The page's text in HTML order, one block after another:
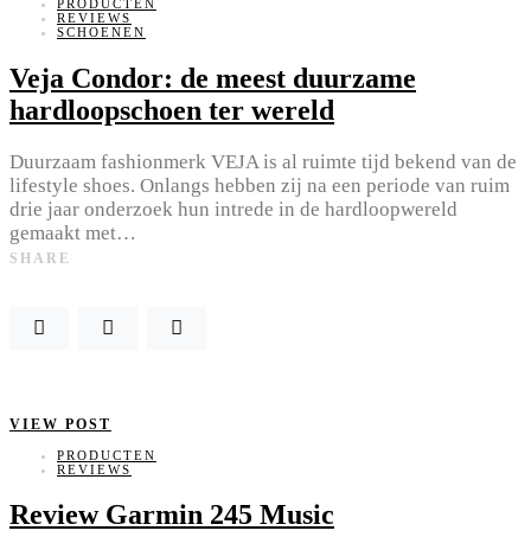
PRODUCTEN
REVIEWS
SCHOENEN
Veja Condor: de meest duurzame
hardloopschoen ter wereld
Duurzaam fashionmerk VEJA is al ruimte tijd bekend van de
lifestyle shoes. Onlangs hebben zij na een periode van ruim
drie jaar onderzoek hun intrede in de hardloopwereld
gemaakt met…
SHARE
VIEW POST
PRODUCTEN
REVIEWS
Review Garmin 245 Music